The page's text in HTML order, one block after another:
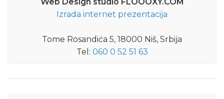
Izrada internet prezentacija
Tome Rosandića 5, 18000 Niš, Srbija
Tel: 060 0 52 51 63